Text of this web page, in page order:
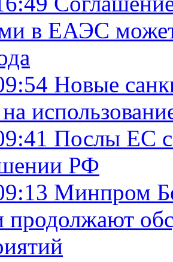
в ЕАЭС
Новые
на
Послы ЕС
РФ
Минпром
продолжают